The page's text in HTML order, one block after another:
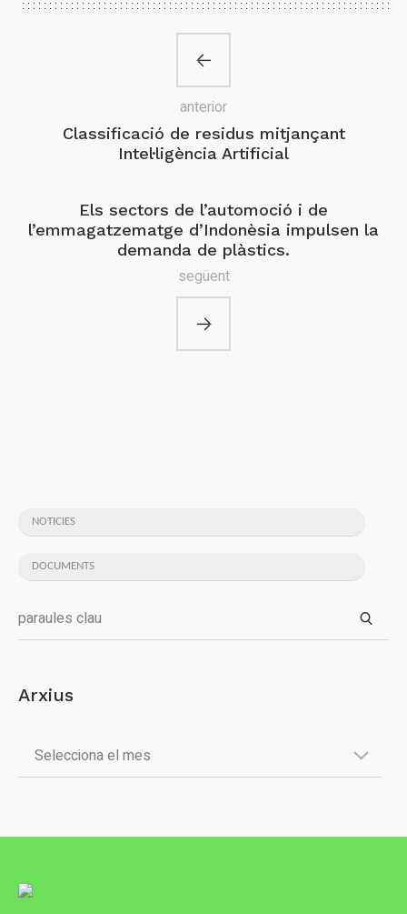
Classificació de residus mitjançant
Intel·ligència Artificial
anterior
Els sectors de l’automoció i de
l’emmagatzematge d’Indonèsia impulsen la
demanda de plàstics.
següent
NOTICIES
DOCUMENTS
Arxius